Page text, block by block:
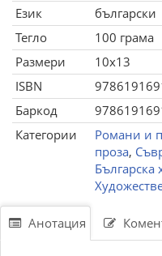
Език
български
Тегло
100 грама
Размери
10x13
ISBN
Баркод
Категории
Романи и
проза,
Българска
Анотация